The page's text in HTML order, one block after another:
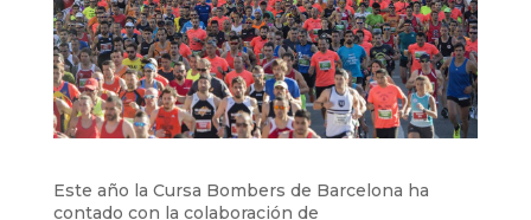
Este año la Cursa Bombers de Barcelona ha
contado con la colaboración de